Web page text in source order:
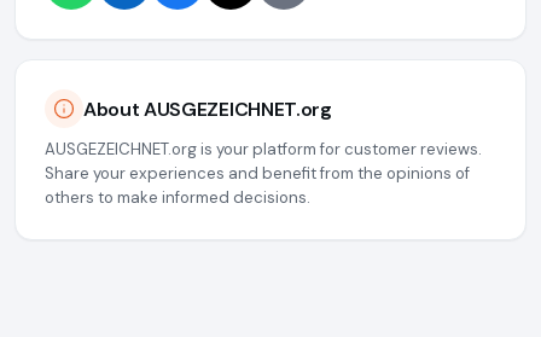
About AUSGEZEICHNET.org
AUSGEZEICHNET.org is your platform for customer reviews.
Share your experiences and benefit from the opinions of
others to make informed decisions.